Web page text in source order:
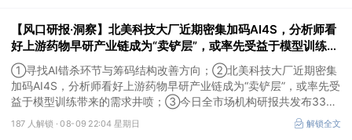
【风口研报·洞察】北美科技大厂近期密集加码AI4S，分析师看
好上游药物早研产业链成为“卖铲层”，或率先受益于模型训练带
来的需求井喷；寻找AI错杀环节与筹码结构改善方向
①寻找AI错杀环节与筹码结构改善方向；②北美科技大厂近期密集
加码AI4S，分析师看好上游药物早研产业链成为“卖铲层”，或率先受
益于模型训练带来的需求井喷；③今日全市场机构研报共发布334
篇，九安医疗评级得到上调，28家公司获得首度覆盖，其中欧圣电
气、思瑞浦获新财富分析师深度覆盖；④在个股机构关注度排行
187 人解锁 ·08-09 22:04 星期日 解锁全文